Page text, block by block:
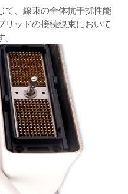
て、線束の全体抗干扰性能
リッドの接続線束において